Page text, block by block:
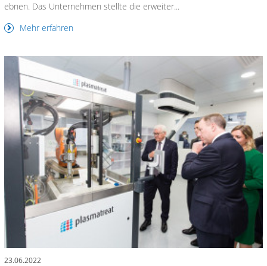
ebnen. Das Unternehmen stellte die erweiter...
Mehr erfahren
23.06.2022